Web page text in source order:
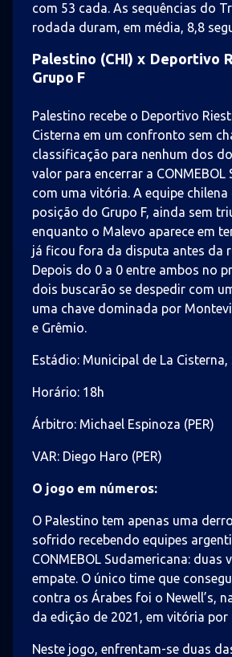
com 53 cada. As sequências do
rodada duram, em média, 8,8
Palestino (CHI) x Deportivo
Grupo F
Palestino recebe o Deportivo
Cisterna em um confronto sem
classificação para nenhum dos
valor para encerrar a CONMEBOL
com uma vitória. A equipe
posição do Grupo F, ainda sem
enquanto o Malevo aparece em
já ficou fora da disputa antes da
Depois do 0 a 0 entre ambos no
dois buscarão se despedir com
uma chave dominada por
e Grêmio.
Estádio: Municipal de La Cisterna,
Horário: 18h
Árbitro: Michael Espinoza (PER)
VAR: Diego Haro (PER)
O jogo em números:
O Palestino tem apenas uma
sofrido recebendo equipes
CONMEBOL Sudamericana: duas
empate. O único time que
contra os Árabes foi o Newell’s,
da edição de 2021, em vitória por
Neste jogo, enfrentam-se duas